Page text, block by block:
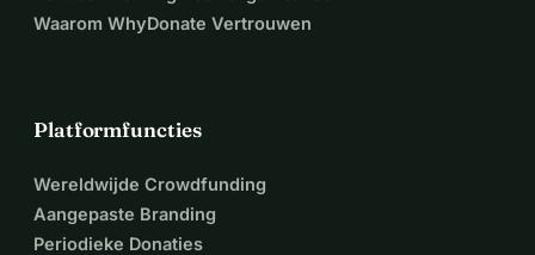
Waarom WhyDonate Vertrouwen
Platformfuncties
Wereldwijde Crowdfunding
Aangepaste Branding
Periodieke Donaties